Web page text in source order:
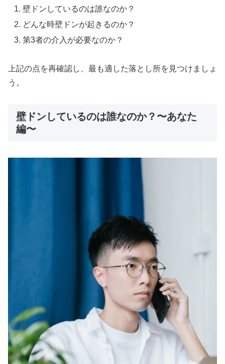
壁ドンしているのは誰なのか？
どんな時壁ドンが起きるのか？
第3者の介入が必要なのか？
上記の点を再確認し、最も適した落とし所を見つけましょ
う。
壁ドンしているのは誰なのか？〜あなた
編〜